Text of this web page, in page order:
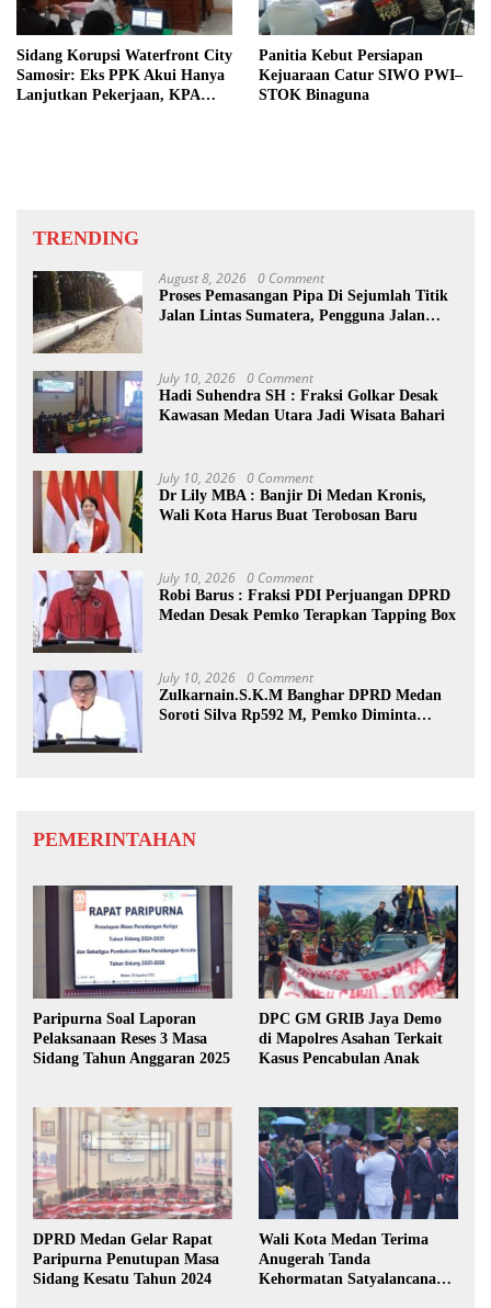
Sidang Korupsi Waterfront City
Samosir: Eks PPK Akui Hanya
Lanjutkan Pekerjaan, KPA
Panitia Kebut Persiapan
Kejuaraan Catur SIWO PWI–
STOK Binaguna
TRENDING
August 8, 2026 0 Comment
Proses Pemasangan Pipa Di Sejumlah Titik
Jalan Lintas Sumatera, Pengguna Jalan
July 10, 2026 0 Comment
Hadi Suhendra SH : Fraksi Golkar Desak
Kawasan Medan Utara Jadi Wisata Bahari
July 10, 2026 0 Comment
Dr Lily MBA : Banjir Di Medan Kronis,
Wali Kota Harus Buat Terobosan Baru
July 10, 2026 0 Comment
Robi Barus : Fraksi PDI Perjuangan DPRD
Medan Desak Pemko Terapkan Tapping Box
July 10, 2026 0 Comment
Zulkarnain.S.K.M Banghar DPRD Medan
Soroti Silva Rp592 M, Pemko Diminta
PEMERINTAHAN
Paripurna Soal Laporan
Pelaksanaan Reses 3 Masa
Sidang Tahun Anggaran 2025
DPC GM GRIB Jaya Demo
di Mapolres Asahan Terkait
Kasus Pencabulan Anak
DPRD Medan Gelar Rapat
Paripurna Penutupan Masa
Sidang Kesatu Tahun 2024
Wali Kota Medan Terima
Anugerah Tanda
Kehormatan Satyalancana